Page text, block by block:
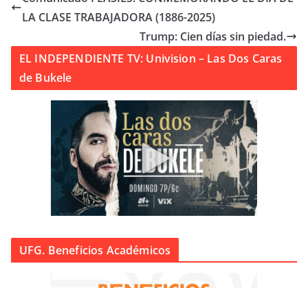
LA CLASE TRABAJADORA (1886-2025)
Trump: Cien días sin piedad.
EL INDEPENDIENTE TV: Univision – Las Dos Caras
de Bukele
UFG. Beneficios Académicos